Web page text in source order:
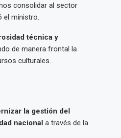
consolidar al sector
el ministro.
técnica y
de manera frontal la
culturales.
la gestión del
nacional a través de la